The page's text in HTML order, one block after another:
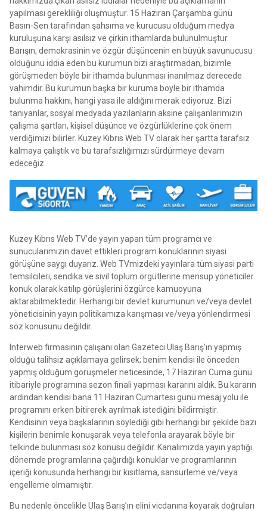
yapılması gerekliliği oluşmuştur. 15 Haziran Çarşamba günü
Basın-Sen tarafından şahsıma ve kurucusu olduğum medya
kuruluşuna karşı asılsız ve çirkin ithamlarda bulunulmuştur.
Barışın, demokrasinin ve özgür düşüncenin en büyük savunucusu
olduğunu iddia eden bu kurumun bizi araştırmadan, bizimle
görüşmeden böyle bir ithamda bulunması inanılmaz derecede
vahimdir. Bu kurumun başka bir kuruma böyle bir ithamda
bulunma hakkını, hangi yasa ile aldığını merak ediyoruz. Bizi
tanıyanlar, sosyal medyada yazılanların aksine çalışanlarımızın
çalışma şartları, kişisel düşünce ve özgürlüklerine çok önem
verdiğimizi bilirler. Kuzey Kıbrıs Web TV olarak her şartta tarafsız
kalmaya çalıştık ve bu tarafsızlığımızı sürdürmeye devam
edeceğiz.
Kuzey Kıbrıs Web TV’de yayın yapan tüm programcı ve
sunucularımızın davet ettikleri program konuklarının siyasi
görüşüne saygı duyarız. Web TVmizdeki yayınlara tüm siyasi parti
temsilcileri, sendika ve sivil toplum örgütlerine mensup yöneticiler
konuk olarak katılıp görüşlerini özgürce kamuoyuna
aktarabilmektedir. Herhangi bir devlet kurumunun ve/veya devlet
yöneticisinin yayın politikamıza karışması ve/veya yönlendirmesi
söz konusunu değildir.
Interweb firmasının çalışanı olan Gazeteci Ulaş Barış’ın yapmış
olduğu talihsiz açıklamaya gelirsek; benim kendisi ile önceden
yapmış olduğum görüşmeler neticesinde, 17 Haziran Cuma günü
itibariyle programına sezon finali yapması kararını aldık. Bu kararın
ardından kendisi bana 11 Haziran Cumartesi günü mesaj yolu ile
programını erken bitirerek ayrılmak istediğini bildirmiştir.
Kendisinin veya başkalarının söylediği gibi herhangi bir şekilde bazı
kişilerin benimle konuşarak veya telefonla arayarak böyle bir
telkinde bulunması söz konusu değildir. Kanalımızda yayın yaptığı
dönemde programlarına çağırdığı konuklar ve programlarının
içeriği konusunda herhangi bir kısıtlama, sansürleme ve/veya
engelleme olmamıştır.
Bu nedenle öncelikle Ulaş Barış’ın elini vicdanına koyarak doğruları